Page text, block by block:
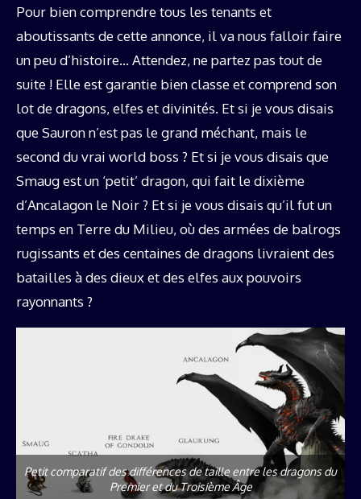
Pour bien comprendre tous les tenants et
aboutissants de cette annonce, il va nous falloir faire
un peu d’histoire… Attendez, ne partez pas tout de
suite ! Elle est garantie bien classe et comprend son
lot de dragons, elfes et divinités. Et si je vous disais
que Sauron n’est pas le grand méchant, mais le
second du vrai world boss ? Et si je vous disais que
Smaug est un ‘petit’ dragon, qui fait le dixième
d’Ancalagon le Noir ? Et si je vous disais qu’il fut un
temps en Terre du Milieu, où des armées de balrogs
rugissants et des centaines de dragons livraient des
batailles à des dieux et des elfes aux pouvoirs
rayonnants ?
Petit comparatif des différences de taille entre les dragons du
Premier et du Troisième Âge